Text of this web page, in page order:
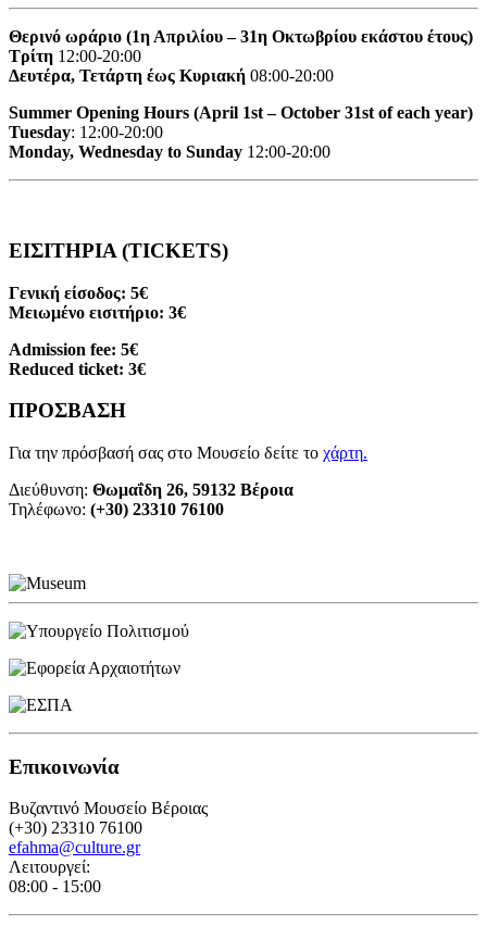
Θερινό ωράριο (1η Απριλίου – 31η Οκτωβρίου εκάστου έτους)
Τρίτη 12:00-20:00
Δευτέρα, Τετάρτη έως Κυριακή 08:00-20:00
Summer Opening Hours (April 1st – October 31st of each year)
Tuesday: 12:00-20:00
Monday, Wednesday to Sunday 12:00-20:00
ΕΙΣΙΤΗΡΙΑ (TICKETS)
Γενική είσοδος: 5€
Μειωμένο εισιτήριο: 3€
Admission fee: 5€
Reduced ticket: 3€
ΠΡΟΣΒΑΣΗ
Για την πρόσβασή σας στο Μουσείο δείτε το χάρτη.
Διεύθυνση: Θωμαΐδη 26, 59132 Βέροια
Τηλέφωνο: (+30) 23310 76100
Επικοινωνία
Βυζαντινό Μουσείο Βέροιας
(+30) 23310 76100
efahma@culture.gr
Λειτουργεί:
08:00 - 15:00